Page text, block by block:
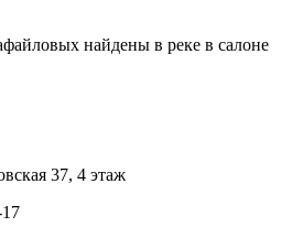
найдены в реке в салоне
37, 4 этаж